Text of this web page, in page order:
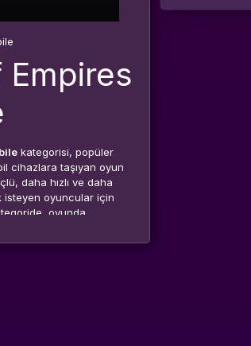
kategorisi, popüler
cihazlara taşıyan oyun
daha hızlı ve daha
isteyen oyuncular için
oyunda
dijital ürünler, hesap
oyun içi kaynaklar ve